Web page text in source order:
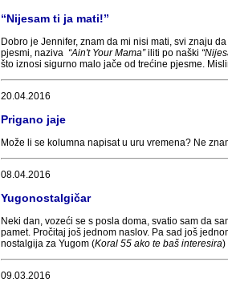
“Nijesam ti ja mati!”
Dobro je Jennifer, znam da mi nisi mati, svi znaju
pjesmi, naziva “Ain't Your Mama”iliti po naški
što iznosi sigurno malo jače od trećine pjesme.
20.04.2016
Prigano jaje
Može li se kolumna napisat u uru vremena? Ne
08.04.2016
Yugonostalgičar
Neki dan, vozeći se s posla doma, svatio sam da
pamet. Pročitaj još jednom naslov. Pa sad još
nostalgija za Yugom (Koral 55 ako te baš interesira)
09.03.2016